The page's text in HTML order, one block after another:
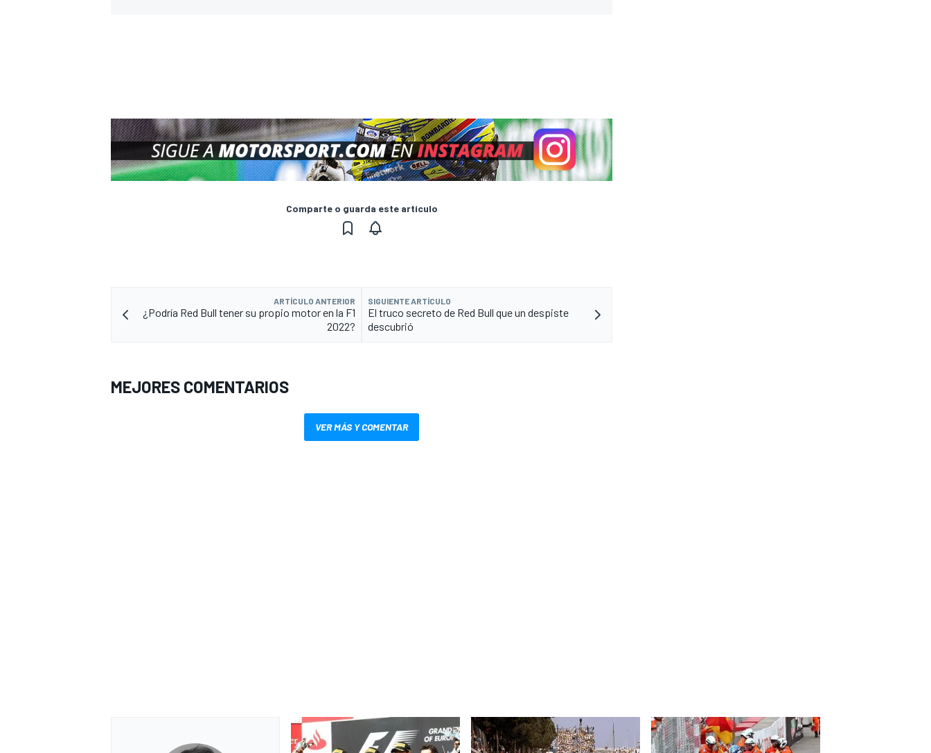
Comparte o guarda este artículo
ARTÍCULO ANTERIOR
¿Podría Red Bull tener su propio motor en la F1
2022?
SIGUIENTE ARTÍCULO
El truco secreto de Red Bull que un despiste
descubrió
MEJORES COMENTARIOS
VER MÁS Y COMENTAR